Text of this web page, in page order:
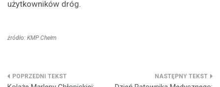
użytkowników dróg.
źródło: KMP Chełm
Nawigacja